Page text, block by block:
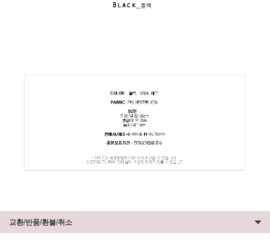
교환/반품/환불/취소